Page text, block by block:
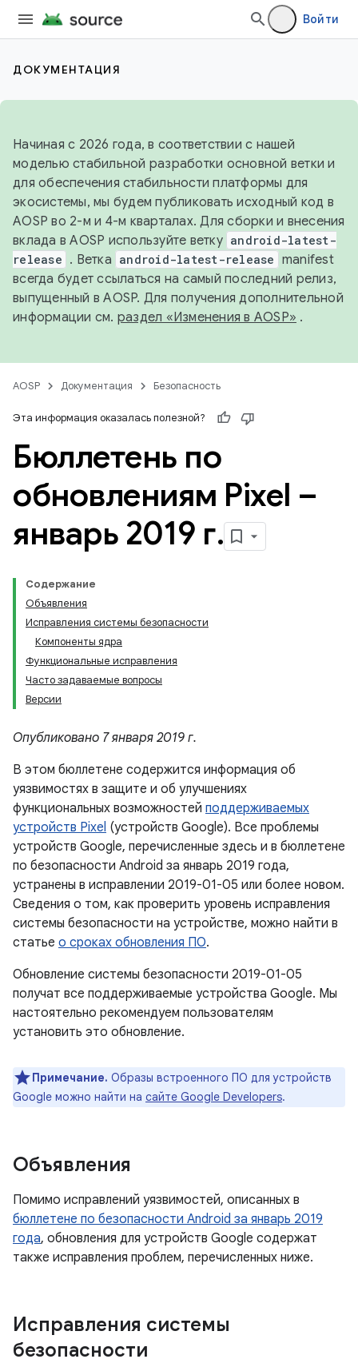
Войти
ДОКУМЕНТАЦИЯ
Начиная с 2026 года, в соответствии с нашей
моделью стабильной разработки основной ветки и
для обеспечения стабильности платформы для
экосистемы, мы будем публиковать исходный код в
AOSP во 2-м и 4-м кварталах. Для сборки и внесения
вклада в AOSP используйте ветку android-latest-
release . Ветка android-latest-release manifest
всегда будет ссылаться на самый последний релиз,
выпущенный в AOSP. Для получения дополнительной
информации см. раздел «Изменения в AOSP» .
AOSP Документация Безопасность
Эта информация оказалась полезной?
Бюллетень по
обновлениям Pixel –
январь 2019 г.
Содержание
Объявления
Исправления системы безопасности
Компоненты ядра
Функциональные исправления
Часто задаваемые вопросы
Версии
Опубликовано 7 января 2019 г.
В этом бюллетене содержится информация об
уязвимостях в защите и об улучшениях
функциональных возможностей поддерживаемых
устройств Pixel (устройств Google). Все проблемы
устройств Google, перечисленные здесь и в бюллетене
по безопасности Android за январь 2019 года,
устранены в исправлении 2019-01-05 или более новом.
Сведения о том, как проверить уровень исправления
системы безопасности на устройстве, можно найти в
статье о сроках обновления ПО.
Обновление системы безопасности 2019-01-05
получат все поддерживаемые устройства Google. Мы
настоятельно рекомендуем пользователям
установить это обновление.
Примечание. Образы встроенного ПО для устройств
Google можно найти на сайте Google Developers.
Объявления
Помимо исправлений уязвимостей, описанных в
бюллетене по безопасности Android за январь 2019
года, обновления для устройств Google содержат
также исправления проблем, перечисленных ниже.
Исправления системы
безопасности